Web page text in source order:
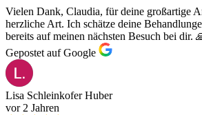
Vielen Dank, Claudia, für deine großartige
herzliche Art. Ich schätze deine
bereits auf meinen nächsten Besuch bei dir.
Gepostet auf Google
Lisa Schleinkofer Huber
vor 2 Jahren